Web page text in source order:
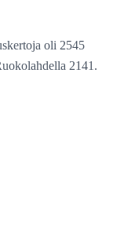
oli 2545
2141.